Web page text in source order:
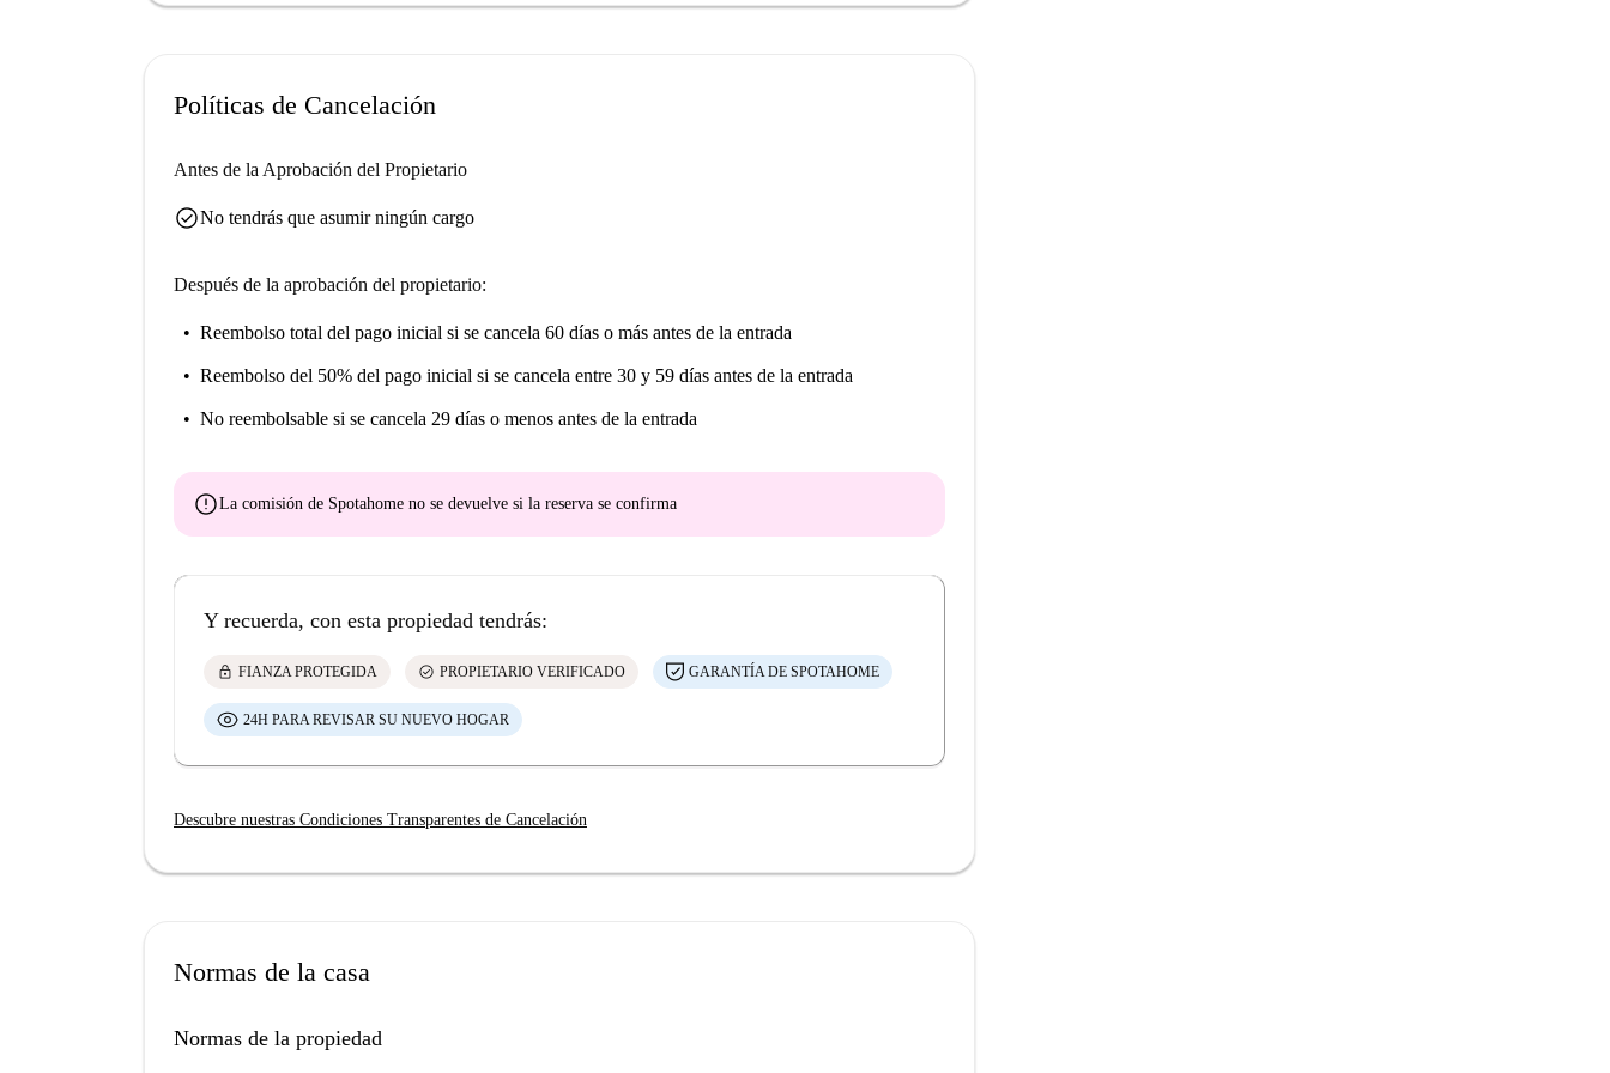
2) Revisa tu correo electrónico en los próximos 60 minutos. Recibirás el horario de visitas o el enlace
Políticas de Cancelación
Antes de la Aprobación del Propietario
check_circleNo tendrás que asumir ningún cargo
Después de la aprobación del propietario:
Reembolso total del pago inicial si se cancela 60 días o más antes de la entrada
Reembolso del 50% del pago inicial si se cancela entre 30 y 59 días antes de la entrada
No reembolsable si se cancela 29 días o menos antes de la entrada
errorLa comisión de Spotahome no se devuelve si la reserva se confirma
Y recuerda, con esta propiedad tendrás:
lock FIANZA PROTEGIDA check_circle PROPIETARIO VERIFICADO GARANTÍA DE SPOTAHOME
24H PARA REVISAR SU NUEVO HOGAR
Descubre nuestras Condiciones Transparentes de Cancelación
Normas de la casa
Normas de la propiedad